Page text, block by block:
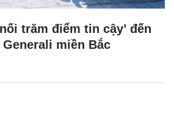
trăm điểm tin cậy’ đến
miền Bắc